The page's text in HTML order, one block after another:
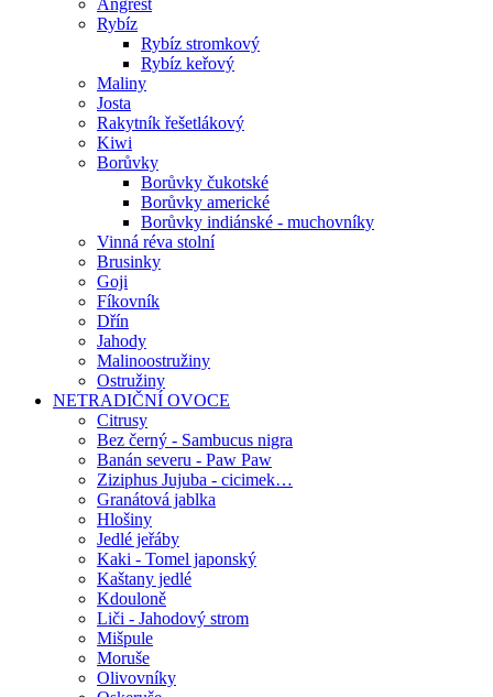
Angrešt
Rybíz
Rybíz stromkový
Rybíz keřový
Maliny
Josta
Rakytník řešetlákový
Kiwi
Borůvky
Borůvky čukotské
Borůvky americké
Borůvky indiánské - muchovníky
Vinná réva stolní
Brusinky
Goji
Fíkovník
Dřín
Jahody
Malinoostružiny
Ostružiny
NETRADIČNÍ OVOCE
Citrusy
Bez černý - Sambucus nigra
Banán severu - Paw Paw
Ziziphus Jujuba - cicimek…
Granátová jablka
Hlošiny
Jedlé jeřáby
Kaki - Tomel japonský
Kaštany jedlé
Kdouloně
Liči - Jahodový strom
Mišpule
Moruše
Olivovníky